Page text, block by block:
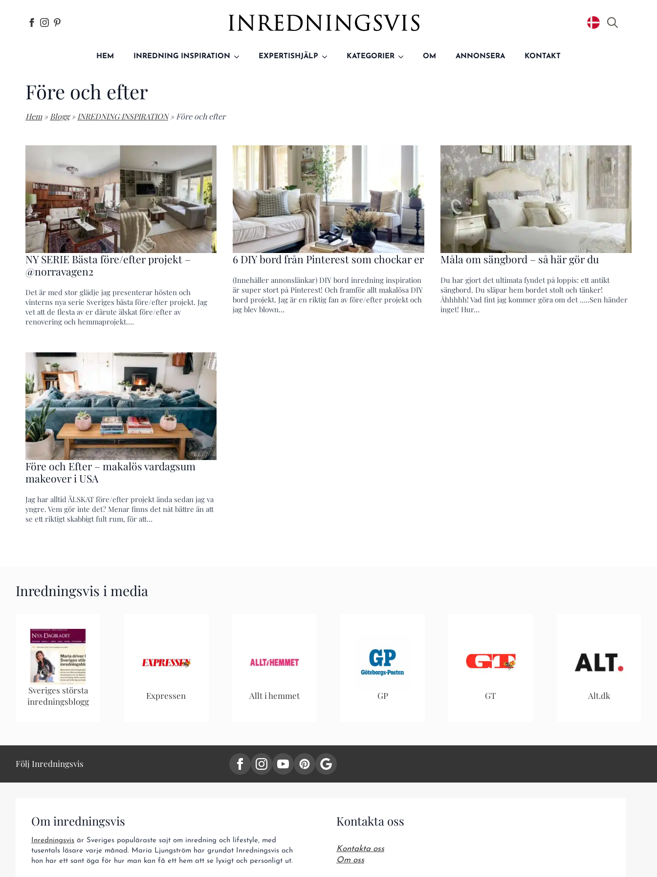
HEM INREDNING INSPIRATION EXPERTISHJÄLP KATEGORIER OM ANNONSERA KONTAKT
Före och efter
Hem » Blogg » INREDNING INSPIRATION » Före och efter
NY SERIE Bästa före/efter projekt –
@norravagen2
Det är med stor glädje jag presenterar hösten och
vinterns nya serie Sveriges bästa före/efter projekt. Jag
vet att de flesta av er därute älskat före/efter av
renovering och hemmaprojekt.…
6 DIY bord från Pinterest som chockar er
(Innehåller annonslänkar) DIY bord inredning inspiration
är super stort på Pinterest! Och framför allt makalösa DIY
bord projekt. Jag är en riktig fan av före/efter projekt och
jag blev blown…
Måla om sängbord – så här gör du
Du har gjort det ultimata fyndet på loppis: ett antikt
sängbord. Du släpar hem bordet stolt och tänker!
Åhhhhh! Vad fint jag kommer göra om det …..Sen händer
inget! Hur…
Före och Efter – makalös vardagsum
makeover i USA
Jag har alltid ÄLSKAT före/efter projekt ända sedan jag va
yngre. Vem gör inte det? Menar finns det nåt bättre än att
se ett riktigt skabbigt fult rum, för att…
Inredningsvis i media
Sveriges största
inredningsblogg
Expressen Allt i hemmet GP GT Alt.dk
Följ Inredningsvis
Om inredningsvis
Inredningsvis är Sveriges populäraste sajt om inredning och lifestyle, med
tusentals läsare varje månad. Maria Ljungström har grundat Inredningsvis och
hon har ett sant öga för hur man kan få ett hem att se lyxigt och personligt ut.
Kontakta oss
Kontakta oss
Om oss